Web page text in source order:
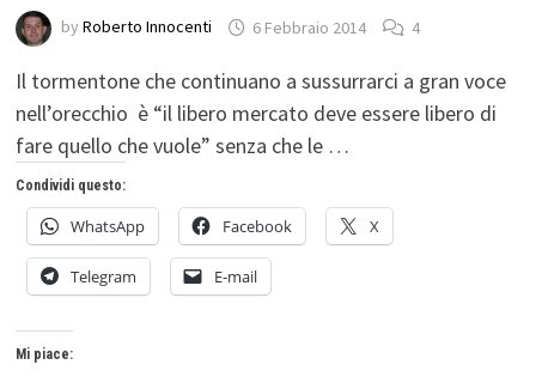
by Roberto Innocenti 6 Febbraio 2014 4
Il tormentone che continuano a sussurrarci a gran voce
nell’orecchio è “il libero mercato deve essere libero di
fare quello che vuole” senza che le …
Condividi questo:
WhatsApp Facebook X
Telegram E-mail
Mi piace: